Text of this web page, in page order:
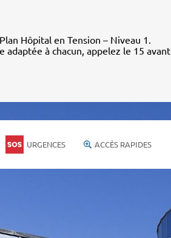
Hôpital en Tension – Niveau 1.
adaptée à chacun, appelez le 15 avant
URGENCES ACCÈS RAPIDES